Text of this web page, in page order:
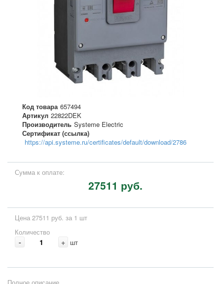
Код товара 657494
Артикул 22822DEK
Производитель Systeme Electric
Сертификат (ссылка)
https://api.systeme.ru/certificates/default/download/2786
Сумма к оплате:
27511 руб.
Цена 27511 руб. за 1 шт
Количество
- + шт